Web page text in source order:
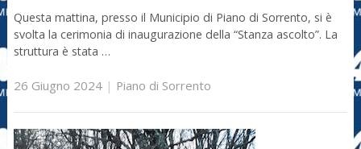
Questa mattina, presso il Municipio di Piano di Sorrento, si è
svolta la cerimonia di inaugurazione della “Stanza ascolto”. La
struttura è stata …
26 Giugno 2024| Piano di Sorrento